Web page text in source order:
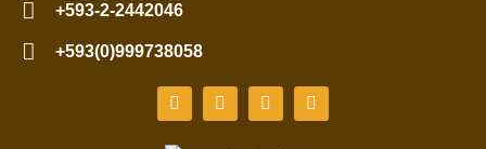
+593-2-2442046
+593(0)999738058